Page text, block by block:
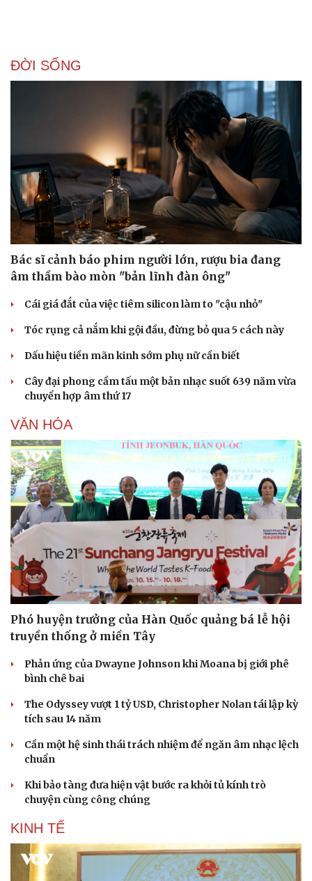
Doanh nghiệp
Thông tin doanh nghiệp
Sành điệu
Tin Công nghệ
Trải nghiệm
Chuyển đổi số
ĐỜI SỐNG
Bác sĩ cảnh báo phim người lớn, rượu bia đang
âm thầm bào mòn "bản lĩnh đàn ông"
Cái giá đắt của việc tiêm silicon làm to "cậu nhỏ"
Tóc rụng cả nắm khi gội đầu, đừng bỏ qua 5 cách này
Dấu hiệu tiền mãn kinh sớm phụ nữ cần biết
Cây đại phong cầm tấu một bản nhạc suốt 639 năm vừa
chuyển hợp âm thứ 17
VĂN HÓA
Phó huyện trưởng của Hàn Quốc quảng bá lễ hội
truyền thống ở miền Tây
Phản ứng của Dwayne Johnson khi Moana bị giới phê
bình chê bai
The Odyssey vượt 1 tỷ USD, Christopher Nolan tái lập kỳ
tích sau 14 năm
Cần một hệ sinh thái trách nhiệm để ngăn âm nhạc lệch
chuẩn
Khi bảo tàng đưa hiện vật bước ra khỏi tủ kính trò
chuyện cùng công chúng
KINH TẾ